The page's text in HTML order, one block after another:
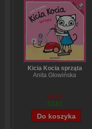
Kicia Kocia sprząta
Anita Głowińska
€3,46
€2,81